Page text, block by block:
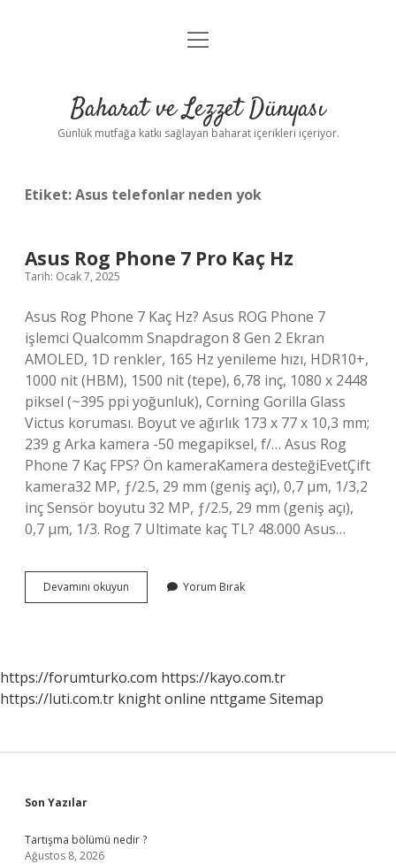
Anasayfa
Yasal Uyarı
menüyü
Baharat ve Lezzet Dünyası
Günlük mutfağa katkı sağlayan baharat içerikleri içeriyor.
Etiket:Asus telefonlar neden yok
Asus Rog Phone 7 Pro Kaç Hz
Tarih: Ocak 7, 2025
Asus Rog Phone 7 Kaç Hz? Asus ROG Phone 7
işlemci Qualcomm Snapdragon 8 Gen 2 Ekran
AMOLED, 1D renkler, 165 Hz yenileme hızı, HDR10+,
1000 nit (HBM), 1500 nit (tepe), 6,78 inç, 1080 x 2448
piksel (~395 ppi yoğunluk), Corning Gorilla Glass
Victus koruması. Boyut ve ağırlık 173 x 77 x 10,3 mm;
239 g Arka kamera -50 megapiksel, f/… Asus Rog
Phone 7 Kaç FPS? Ön kameraKamera desteğiEvetÇift
kamera32 MP, ƒ/2.5, 29 mm (geniş açı), 0,7 μm, 1/3,2
inç Sensör boyutu 32 MP, ƒ/2.5, 29 mm (geniş açı),
0,7 μm, 1/3. Rog 7 Ultimate kaç TL? 48.000 Asus…
Devamını okuyun
Rog
Hz
Yorum Bırak
https://forumturko.com https://kayo.com.tr
https://luti.com.tr knight online nttgame Sitemap
Sidebar
Son Yazılar
Tartışma bölümü nedir ?
Ağustos 8, 2026